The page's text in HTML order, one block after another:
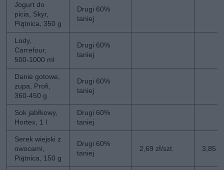
Jogurt do
picia, Skyr,
Piątnica, 350 g
Drugi 60%
taniej
Lody,
Carrefour,
500-1000 ml
Drugi 60%
taniej
Danie gotowe,
zupa, Profi,
360-450 g
Drugi 60%
taniej
Sok jabłkowy,
Hortex, 1 l
Drugi 60%
taniej
Serek wiejski z
owocami,
Piątnica, 150 g
Drugi 60%
taniej
2,69 zł/szt. 3,85